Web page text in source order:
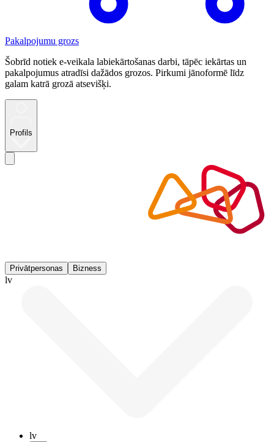
Pakalpojumu grozs
Šobrīd notiek e-veikala labiekārtošanas darbi, tāpēc iekārtas un
pakalpojumus atradīsi dažādos grozos. Pirkumi jānoformē līdz
galam katrā grozā atsevišķi.
Profils
Privātpersonas Bizness
lv
lv